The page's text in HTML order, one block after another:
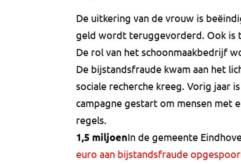
De uitkering van de vrouw is
geld wordt teruggevorderd. Ook is
De rol van het schoonmaakbedrijf
De bijstandsfraude kwam aan het
sociale recherche kreeg. Vorig jaar
campagne gestart om mensen met
regels.
1,5 miljoenIn de gemeente
euro aan bijstandsfraude